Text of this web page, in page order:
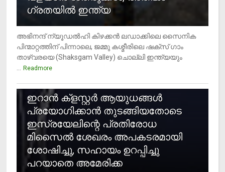
ഗ്രതയിൽ ഇന്ത്യ
അഭിനന്ദ് ന്യൂഡൽഹി കിഴക്കൻ ലഡാക്കിലെ സൈനിക
പിന്മാറ്റത്തിന് പിന്നാലെ, ജമ്മു കശ്മീരിലെ ഷക്സ് ​ഗാം
താഴ്‌വരയെ (Shaksgam Valley) ചൊല്ലി ഇന്ത്യയും
... Readmore
ഇറാന്‍ ക്‌ളസ്റ്റര്‍ ആയുധങ്ങള്‍
പ്രയോഗിക്കാന്‍ തുടങ്ങിയതോടെ
ഇസ്രയേലിന്റെ പ്രതിരോധ
മിസൈല്‍ ശേഖരം അപകടരമായി
ശോഷിച്ചു, സഹായം ഉറപ്പിച്ചു
പറയാതെ അമേരിക്ക